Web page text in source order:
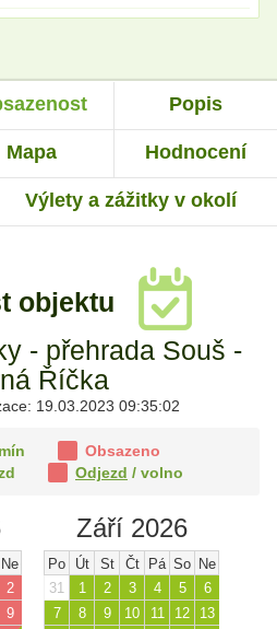
Popis
Mapa Hodnocení
Výlety a zážitky v okolí
objektu
- přehrada Souš -
Říčka
19.03.2023 09:35:02
Obsazeno
Odjezd / volno
Ne
2
9
Září 2026
Po Út St Čt Pá So Ne
31
1 2 3 4 5
6
7
8 9 10 11 12
13